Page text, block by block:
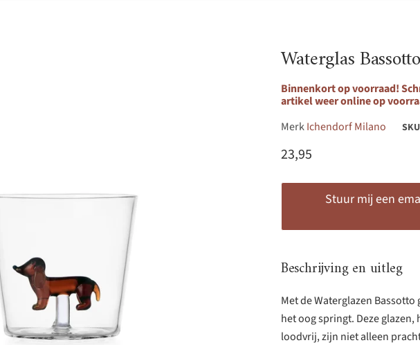
Waterglas Bassotto
Binnenkort op voorraad!
artikel weer online op
MerkIchendorf Milano SKU
Huidige prijs
23,95
Stuur mij een
Beschrijving en uitleg
Met de Waterglazen
het oog springt. Deze
loodvrij, zijn niet alleen